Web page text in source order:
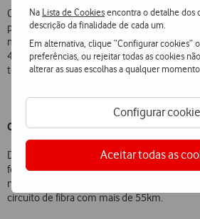
Na Lista de Cookiesencontra o detalhe dos
descrição da finalidade de cada um.
Em alternativa, clique “Configurar cookies”
preferências, ou rejeitar todas as cookies
alterar as suas escolhas a qualquer momento.
Configurar
Aceitar todas as
Com a introdução destas tecnologias no
possível tirar partido da tecnologia que
móvel do futuro – 5G –, suportada pela
4G já hoje disponíveis no mercado. Em
tecnologia disponibilizada em exclusivo pela
Circuito de fibra com mais de 55
De forma a garantir a melhor experiência de
festival, a operação Vodafone abrange
na infraestrutura do serviço fixo, envolvendo
circuito de fibra com mais de 55km.